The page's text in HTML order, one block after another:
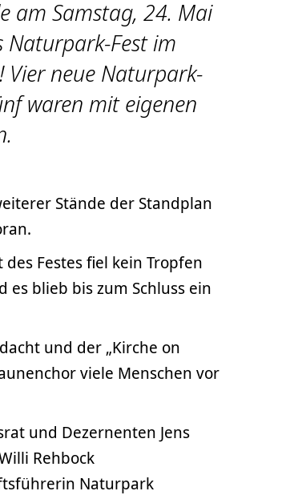
am Samstag, 24. Mai
Naturpark-Fest im
Vier neue Naturpark-
waren mit eigenen
Stände der Standplan
Festes fiel kein Tropfen
blieb bis zum Schluss ein
und der „Kirche on
viele Menschen vor
und Dezernenten Jens
Rehbock
Naturpark